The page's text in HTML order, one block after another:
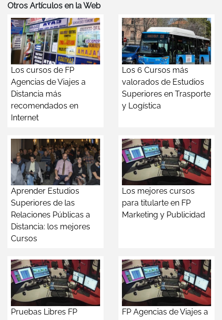
Otros Artículos en la Web
Los cursos de FP
Agencias de Viajes a
Distancia más
recomendados en
Internet
Los 6 Cursos más
valorados de Estudios
Superiores en Trasporte
y Logística
Aprender Estudios
Superiores de las
Relaciones Públicas a
Distancia: los mejores
Cursos
Los mejores cursos
para titularte en FP
Marketing y Publicidad
Pruebas Libres FP
FP Agencias de Viajes a